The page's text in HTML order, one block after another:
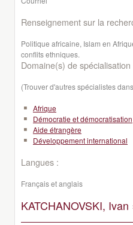
Renseignement sur la
Politique africaine, Islam en
conflits ethniques.
Domaine(s) de spécialisation
(Trouver d'autres spécialistes
Afrique
Démocratie et démocratisation
Aide étrangère
Développement international
Langues :
Français et anglais
KATCHANOVSKI, Ivan